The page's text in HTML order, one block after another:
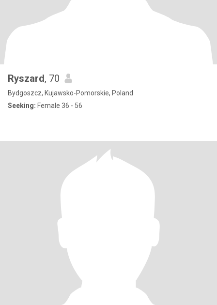
Ryszard, 70
Bydgoszcz, Kujawsko-Pomorskie, Poland
Seeking: Female 36 - 56